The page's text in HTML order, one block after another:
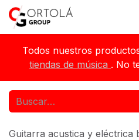
Ir al contenido
Todos nuestros
tiendas de música . No
Guitarra acustica y eléctrica